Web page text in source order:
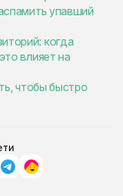
упавший
когда
влияет на
чтобы быстро